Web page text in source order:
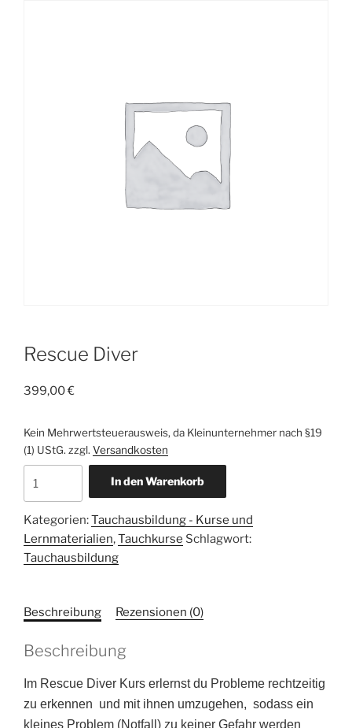
Rescue Diver
399,00€
Kein Mehrwertsteuerausweis, da Kleinunternehmer nach §19
(1) UStG. zzgl. Versandkosten
Menge
In den Warenkorb
Kategorien:Tauchausbildung - Kurse und
Lernmaterialien,Tauchkurse Schlagwort:
Tauchausbildung
Beschreibung Rezensionen (0)
Beschreibung
Im Rescue Diver Kurs erlernst du Probleme rechtzeitig
zu erkennen und mit ihnen umzugehen, sodass ein
kleines Problem (Notfall) zu keiner Gefahr werden